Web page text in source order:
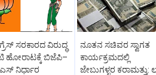
ಸರಕಾರದ ವಿರುದ್ಧ
ಹೋರಾಟಕ್ಕೆ ಬಿಜೆಪಿ–
ನಿರ್ಧಾರ
ನೂತನ ಸಚಿವರ ಸ್ವಾಗತ
ಕಾರ್ಯಕ್ರಮದಲ್ಲಿ
ಜೇಬುಗಳ್ಳರ ಕರಾಮತ್ತು: